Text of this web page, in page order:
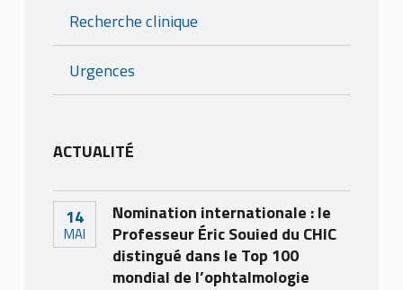
Recherche clinique
Urgences
ACTUALITÉ
14
MAI
Nomination internationale : le
Professeur Éric Souied du CHIC
distingué dans le Top 100
mondial de l’ophtalmologie